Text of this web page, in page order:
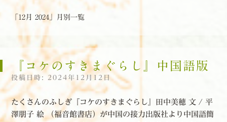
12月 2024」月別一覧
『コケのすきまぐらし』中国語版
投稿日時: 2024年12月12日
たくさんのふしぎ『コケのすきまぐらし』田中美穂 文 / 平
澤朋子 絵 （福音館書店）が中国の接力出版社より中国語簡